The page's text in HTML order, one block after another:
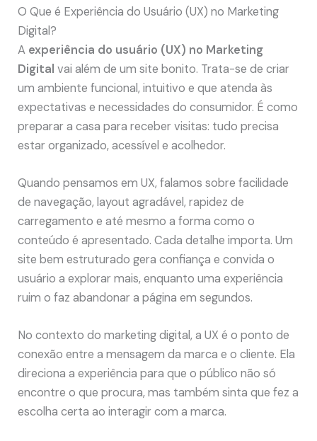
O Que é Experiência do Usuário (UX) no Marketing
Digital?
A experiência do usuário (UX) no Marketing
Digital vai além de um site bonito. Trata-se de criar
um ambiente funcional, intuitivo e que atenda às
expectativas e necessidades do consumidor. É como
preparar a casa para receber visitas: tudo precisa
estar organizado, acessível e acolhedor.
Quando pensamos em UX, falamos sobre facilidade
de navegação, layout agradável, rapidez de
carregamento e até mesmo a forma como o
conteúdo é apresentado. Cada detalhe importa. Um
site bem estruturado gera confiança e convida o
usuário a explorar mais, enquanto uma experiência
ruim o faz abandonar a página em segundos.
No contexto do marketing digital, a UX é o ponto de
conexão entre a mensagem da marca e o cliente. Ela
direciona a experiência para que o público não só
encontre o que procura, mas também sinta que fez a
escolha certa ao interagir com a marca.